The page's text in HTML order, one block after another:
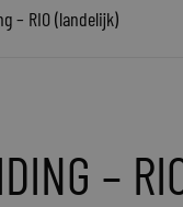
– RIO (landelijk)
–